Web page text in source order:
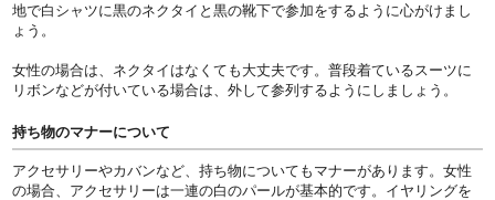
地で白シャツに黒のネクタイと黒の靴下で参加をするように心がけまし
ょう。
女性の場合は、ネクタイはなくても大丈夫です。普段着ているスーツに
リボンなどが付いている場合は、外して参列するようにしましょう。
持ち物のマナーについて
アクセサリーやカバンなど、持ち物についてもマナーがあります。女性
の場合、アクセサリーは一連の白のパールが基本的です。イヤリングを